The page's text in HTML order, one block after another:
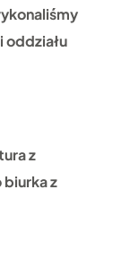
oddziału
z
biurka z